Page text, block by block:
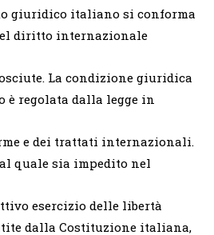
giuridico italiano si conforma
diritto internazionale
La condizione giuridica
è regolata dalla legge in
e dei trattati internazionali.
quale sia impedito nel
esercizio delle libertà
dalla Costituzione italiana,